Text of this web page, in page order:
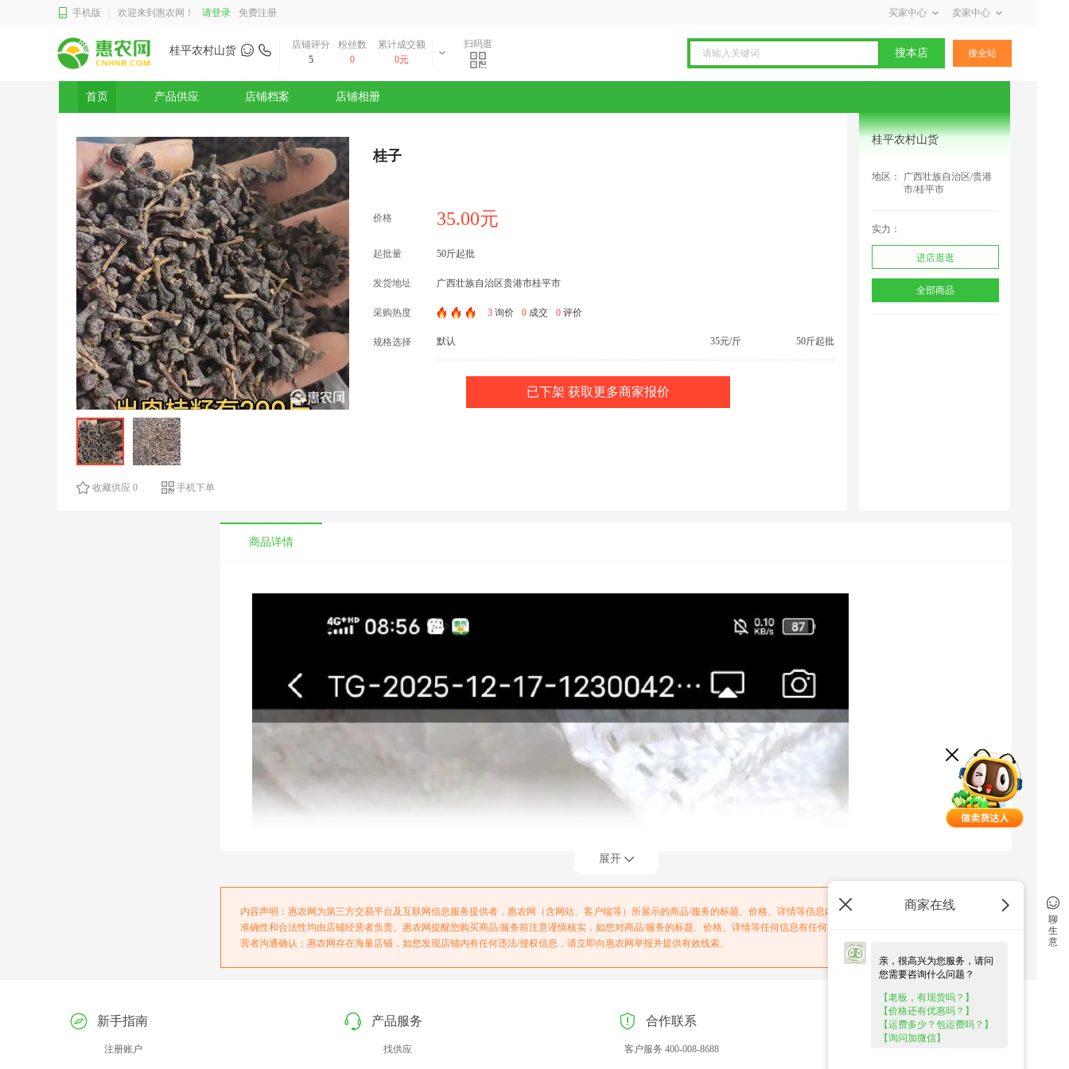
手机版 欢迎来到惠农网！ 请登录 免费注册 买家中心 卖家中心
桂平农村山货
店铺评分
5
粉丝数
0
累计成交额
0元
扫码逛
搜本店 搜全站
首页 产品供应 店铺档案 店铺相册
收藏供应 0 手机下单
桂子
价格 35.00元
起批量 50斤起批
发货地址 广西壮族自治区贵港市桂平市
采购热度 3 询价 0 成交 0 评价
规格选择 默认 35元/斤 50斤起批
已下架 获取更多商家报价
商家在线
亲，很高兴为您服务，请问
您需要咨询什么问题？
【老板，有现货吗？】
【价格还有优惠吗？】
【运费多少？包运费吗？】
【询问加微信】
桂平农村山货
地区：
广西壮族自治区/贵港
市/桂平市
实力：
进店逛逛
全部商品
商品详情
展开
内容声明：惠农网为第三方交易平台及互联网信息服务提供者，惠农网（含网站、客户端等）所展示的商品/服务的标题、价格、详情等信息内容系由店铺经营者发布，其真实性、
准确性和合法性均由店铺经营者负责。惠农网提醒您购买商品/服务前注意谨慎核实，如您对商品/服务的标题、价格、详情等任何信息有任何疑问的，请在购买前通过电话与店铺经
营者沟通确认；惠农网存在海量店铺，如您发现店铺内有任何违法/侵权信息，请立即向惠农网举报并提供有效线索。
新手指南
注册账户
产品服务
找供应
合作联系
客户服务 400-008-8688
关于惠农
聊
生
意